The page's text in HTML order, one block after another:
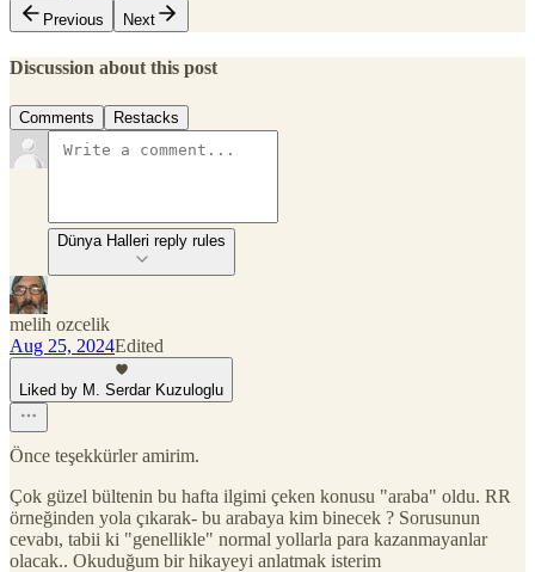
Previous
Next
Discussion about this post
Comments Restacks
Dünya Halleri reply rules
melih ozcelik
Aug 25, 2024Edited
Liked by M. Serdar Kuzuloglu
Önce teşekkürler amirim.
Çok güzel bültenin bu hafta ilgimi çeken konusu "araba" oldu. RR
örneğinden yola çıkarak- bu arabaya kim binecek ? Sorusunun
cevabı, tabii ki "genellikle" normal yollarla para kazanmayanlar
olacak.. Okuduğum bir hikayeyi anlatmak isterim